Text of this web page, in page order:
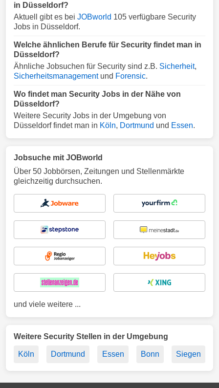
in Düsseldorf?
Aktuell gibt es bei JOBworld 105 verfügbare Security
Jobs in Düsseldorf.
Welche ähnlichen Berufe für Security findet man in
Düsseldorf?
Ähnliche Jobsuchen für Security sind z.B. Sicherheit,
Sicherheitsmanagementund Forensic.
Wo findet man Security Jobs in der Nähe von
Düsseldorf?
Weitere Security Jobs in der Umgebung von
Düsseldorf findet man in Köln, Dortmund und Essen.
Jobsuche mit JOBworld
Über 50 Jobbörsen, Zeitungen und Stellenmärkte
gleichzeitig durchsuchen.
und viele weitere ...
Weitere Security Stellen in der Umgebung
Köln Dortmund Essen Bonn Siegen